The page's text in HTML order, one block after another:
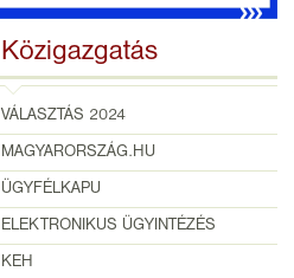
Közigazgatás
VÁLASZTÁS 2024
MAGYARORSZÁG.HU
ÜGYFÉLKAPU
ELEKTRONIKUS ÜGYINTÉZÉS
KEH